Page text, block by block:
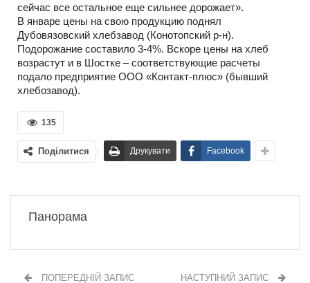
сейчас все остальное еще сильнее дорожает».
В январе цены на свою продукцию поднял
Дубовязовский хлебзавод (Конотопский р-н).
Подорожание составило 3-4%. Вскоре цены на хлеб
возрастут и в Шостке – соответствующие расчеты
подало предприятие ООО «Контакт-плюс» (бывший
хлебозавод).
135
Поділитися Друкувати Facebook
Панорама
ПОПЕРЕДНІЙ ЗАПИС НАСТУПНИЙ ЗАПИС